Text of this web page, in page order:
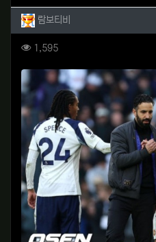
작성자 정보
람보티비
컨텐츠 정보
1,595조회
본문